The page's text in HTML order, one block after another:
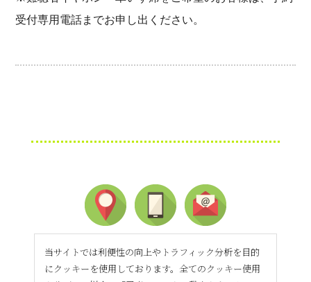
受付専用電話までお申し出ください。
当サイトでは利便性の向上やトラフィック分析を目的
にクッキーを使用しております。全てのクッキー使用